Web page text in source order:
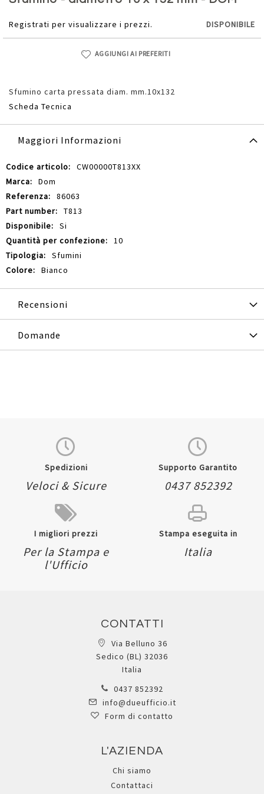
Registrati per visualizzare i prezzi. DISPONIBILE
AGGIUNGI AI PREFERITI
Sfumino carta pressata diam. mm.10x132
Scheda Tecnica
galleria
Maggiori Informazioni
Maggiori
Informazioni
CW00000T813XX
Dom
86063
T813
Si
10
Sfumini
Bianco
Recensioni
Domande
Spedizioni
Veloci & Sicure
Supporto Garantito
0437 852392
I migliori prezzi
Per la Stampa e
l'Ufficio
Stampa eseguita in
Italia
CONTATTI
Via Belluno 36
Sedico (BL) 32036
Italia
0437 852392
info@dueufficio.it
Form di contatto
L'AZIENDA
Chi siamo
Contattaci